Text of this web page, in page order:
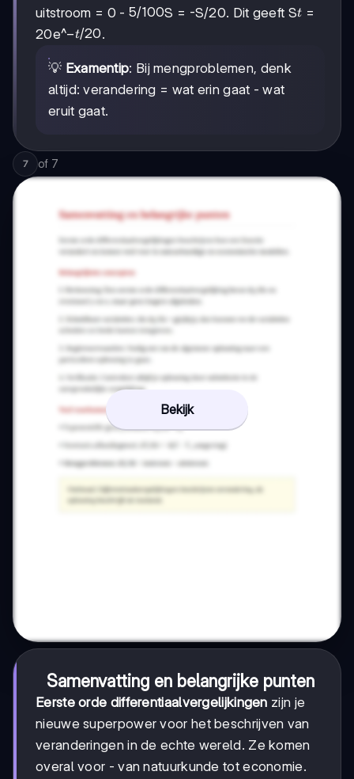
uitstroom = 0 - 5/100
5/100S = -S/20. Dit geeft St
t =
20e^-
−t/20.
💡 Examentip: Bij mengproblemen, denk
altijd: verandering = wat erin gaat - wat
eruit gaat.
7 of 7
Bekijk
Samenvatting en belangrijke punten
Eerste orde differentiaalvergelijkingen zijn je
nieuwe superpower voor het beschrijven van
veranderingen in de echte wereld. Ze komen
overal voor - van natuurkunde tot economie.